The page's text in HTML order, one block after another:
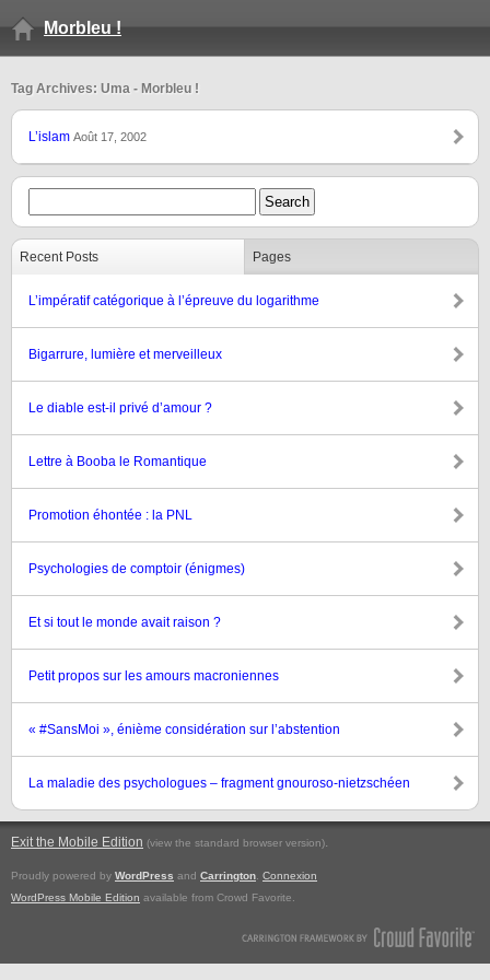
Morbleu !
Tag Archives: Uma - Morbleu !
L’islam Août 17, 2002
Recent Posts Pages
L’impératif catégorique à l’épreuve du logarithme
Bigarrure, lumière et merveilleux
Le diable est-il privé d’amour ?
Lettre à Booba le Romantique
Promotion éhontée : la PNL
Psychologies de comptoir (énigmes)
Et si tout le monde avait raison ?
Petit propos sur les amours macroniennes
« #SansMoi », énième considération sur l’abstention
La maladie des psychologues – fragment gnouroso-nietzschéen
Exit the Mobile Edition (view the standard browser version).
Proudly powered by WordPress and Carrington Connexion
WordPress Mobile Edition available from Crowd Favorite.